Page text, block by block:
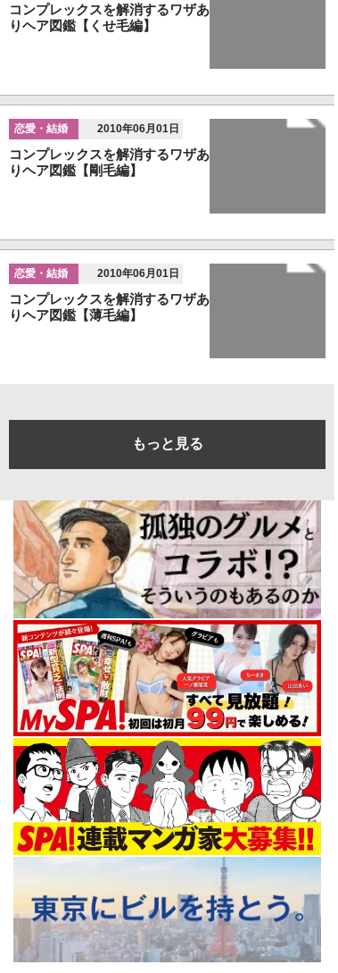
コンプレックスを解消するワザあ
りヘア図鑑【くせ毛編】
恋愛・結婚 2010年06月01日
コンプレックスを解消するワザあ
りヘア図鑑【剛毛編】
恋愛・結婚 2010年06月01日
コンプレックスを解消するワザあ
りヘア図鑑【薄毛編】
もっと見る